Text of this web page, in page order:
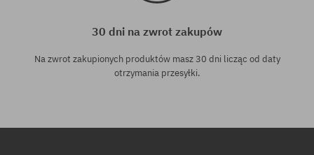
30 dni na zwrot zakupów
Na zwrot zakupionych produktów masz 30 dni licząc od daty
otrzymania przesyłki.